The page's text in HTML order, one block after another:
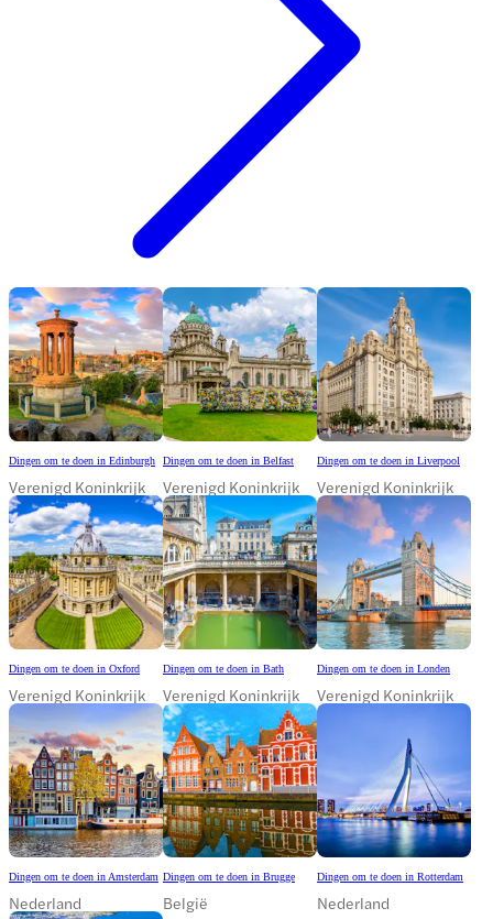
Dingen om te doen in Edinburgh
Verenigd Koninkrijk
Dingen om te doen in Belfast
Verenigd Koninkrijk
Dingen om te doen in Liverpool
Verenigd Koninkrijk
Dingen om te doen in Oxford
Verenigd Koninkrijk
Dingen om te doen in Bath
Verenigd Koninkrijk
Dingen om te doen in Londen
Verenigd Koninkrijk
Dingen om te doen in Amsterdam
Nederland
Dingen om te doen in Brugge
België
Dingen om te doen in Rotterdam
Nederland